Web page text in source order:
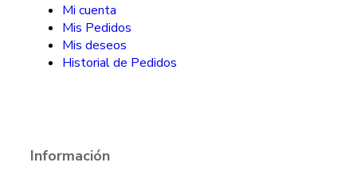
Mi cuenta
Mis Pedidos
Mis deseos
Historial de Pedidos
Información